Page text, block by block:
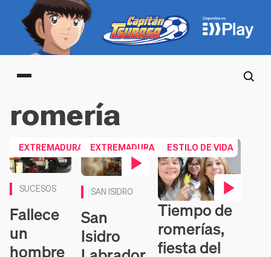
Main menu
romería
EXTREMADURA
SUCESOS
Fallece
un
hombre
EXTREMADURA
Contenido en vídeo
SAN ISIDRO
San
Isidro
ESTILO DE VIDA
Contenido en vídeo
Tiempo de
romerías,
fiesta del